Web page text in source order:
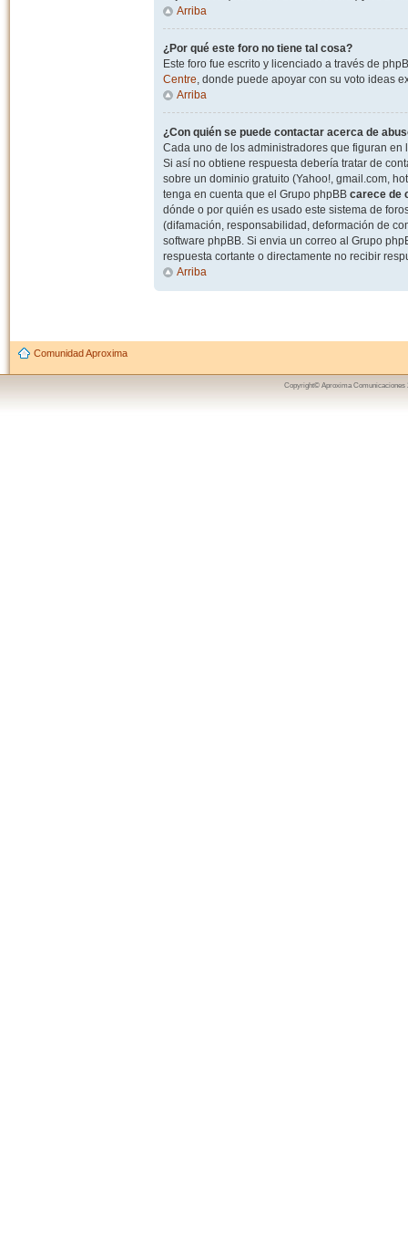
Arriba
¿Por qué este foro no tiene tal cosa?
Este foro fue escrito y licenciado a través de
Centre, donde puede apoyar con su voto ideas
Arriba
¿Con quién se puede contactar acerca de
Cada uno de los administradores que figuran
Si así no obtiene respuesta debería tratar de
sobre un dominio gratuito (Yahoo!, gmail.com,
tenga en cuenta que el Grupo phpBB carece de
dónde o por quién es usado este sistema de
(difamación, responsabilidad, deformación de
software phpBB. Si envia un correo al Grupo
respuesta cortante o directamente no recibir
Arriba
Comunidad Aproxima
Copyright© Aproxima Comunicaciones